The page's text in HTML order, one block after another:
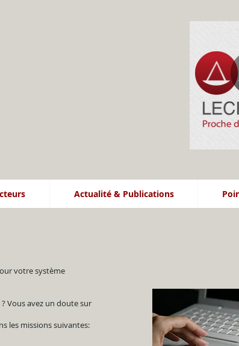
Actualité & Publications
votre système
Vous avez un doute sur
les missions suivantes: